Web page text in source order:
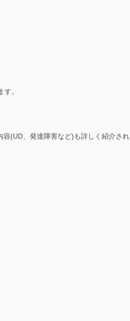
ドを設定しています。
を継続的に改善し、常に最良
以下までご連絡ください。
。
(UD、発達障害など)も詳しく紹介され